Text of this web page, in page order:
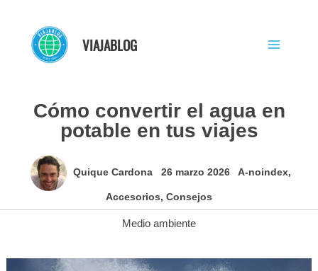
contenido
VIAJABLOG
Cómo convertir el agua en
potable en tus viajes
Quique Cardona 26 marzo 2026 A-noindex,
Accesorios, Consejos
Medio ambiente